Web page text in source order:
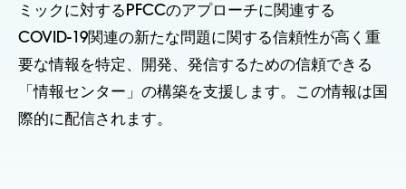
ミックに対するPFCCのアプローチに関連する
COVID-19関連の新たな問題に関する信頼性が高く重
要な情報を特定、開発、発信するための信頼できる
「情報センター」の構築を支援します。この情報は国
際的に配信されます。